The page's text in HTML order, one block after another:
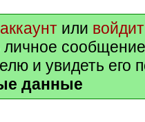
или
личное
и увидеть его
данные